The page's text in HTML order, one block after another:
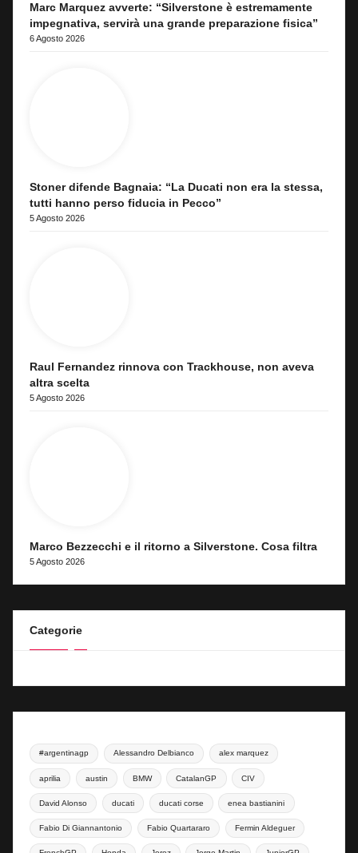
Marc Marquez avverte: “Silverstone è estremamente
impegnativa, servirà una grande preparazione fisica”
6 Agosto 2026
Stoner difende Bagnaia: “La Ducati non era la stessa,
tutti hanno perso fiducia in Pecco”
5 Agosto 2026
Raul Fernandez rinnova con Trackhouse, non aveva
altra scelta
5 Agosto 2026
Marco Bezzecchi e il ritorno a Silverstone. Cosa filtra
5 Agosto 2026
Categorie
#argentinagp Alessandro Delbianco alex marquez
aprilia austin BMW CatalanGP CIV
David Alonso ducati ducati corse enea bastianini
Fabio Di Giannantonio Fabio Quartararo Fermin Aldeguer